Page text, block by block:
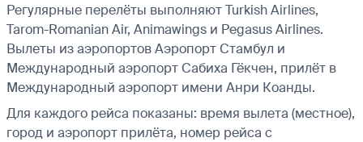
Регулярные перелёты выполняют Turkish Airlines,
Tarom-Romanian Air, Animawings и Pegasus Airlines.
Вылеты из аэропортов Аэропорт Стамбул и
Международный аэропорт Сабиха Гёкчен, прилёт в
Международный аэропорт имени Анри Коанды.
Для каждого рейса показаны: время вылета (местное),
город и аэропорт прилёта, номер рейса с